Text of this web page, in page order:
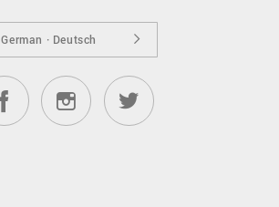
German · Deutsch